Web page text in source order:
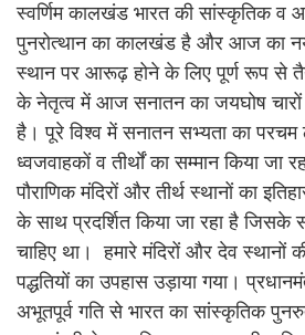
स्वर्णिम कालखंड भारत की सांस्कृतिक व
पुनरोत्थान का कालखंड है और आज का
स्थान पर आरूढ़ होने के लिए पूर्ण रूप से
के नेतृत्व में आज सनातन का जयघोष चारों
है। पूरे विश्व में सनातन सभ्यता का
ध्वजवाहकों व तीर्थों का सम्मान किया जा
पौराणिक मंदिरों और तीर्थ स्थानों का
के साथ प्रदर्शित किया जा रहा है जिसके
चाहिए था। हमारे मंदिरों और देव स्थानों
पद्धतियों का उपहास उड़ाया गया।
अभूतपूर्व गति से भारत का सांस्कृतिक